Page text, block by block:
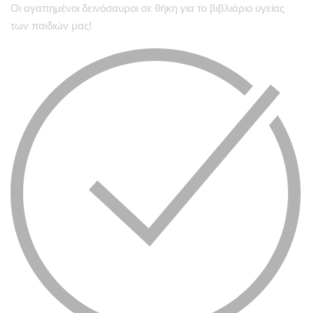
Οι αγαπημένοι δεινόσαυροι σε θήκη για το βιβλιάριο υγείας
των παιδιών μας!